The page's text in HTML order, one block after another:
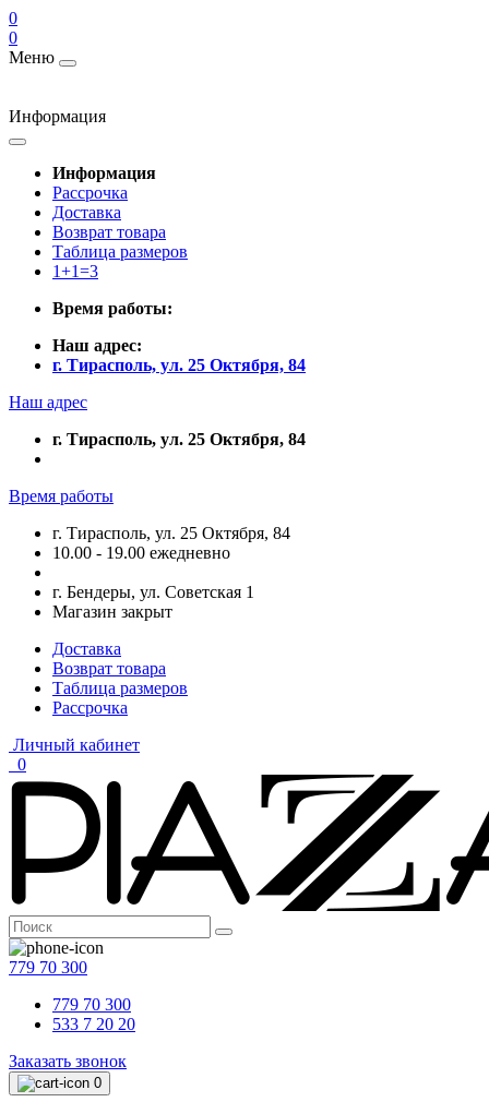
0
0
Меню
Информация
Информация
Рассрочка
Доставка
Возврат товара
Таблица размеров
1+1=3
Время работы:
Наш адрес:
г. Тирасполь, ул. 25 Октября, 84
Наш адрес
г. Тирасполь, ул. 25 Октября, 84
Время работы
г. Тирасполь, ул. 25 Октября, 84
10.00 - 19.00 ежедневно
г. Бендеры, ул. Советская 1
Магазин закрыт
Доставка
Возврат товара
Таблица размеров
Рассрочка
Личный кабинет
0
779 70 300
779 70 300
533 7 20 20
Заказать звонок
0